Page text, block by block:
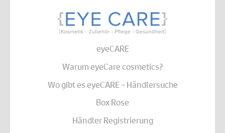
eyeCARE
Warum eyeCare cosmetics?
Wo gibt es eyeCARE – Händlersuche
Box Rose
Händler Registrierung